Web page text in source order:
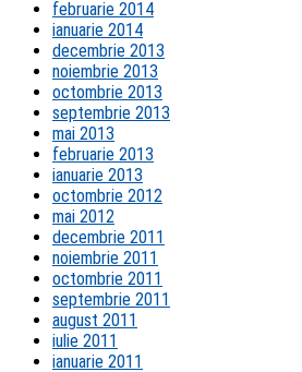
februarie 2014
ianuarie 2014
decembrie 2013
noiembrie 2013
octombrie 2013
septembrie 2013
mai 2013
februarie 2013
ianuarie 2013
octombrie 2012
mai 2012
decembrie 2011
noiembrie 2011
octombrie 2011
septembrie 2011
august 2011
iulie 2011
ianuarie 2011